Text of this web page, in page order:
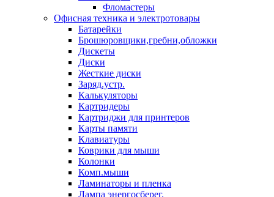
Фломастеры
Офисная техника и электротовары
Батарейки
Брошюровщики,гребни,обложки
Дискеты
Диски
Жесткие диски
Заряд.устр.
Калькуляторы
Картридеры
Картриджи для принтеров
Карты памяти
Клавиатуры
Коврики для мыши
Колонки
Комп.мыши
Ламинаторы и пленка
Лампа энергосберег.